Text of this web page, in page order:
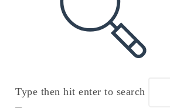
Type then hit enter to search